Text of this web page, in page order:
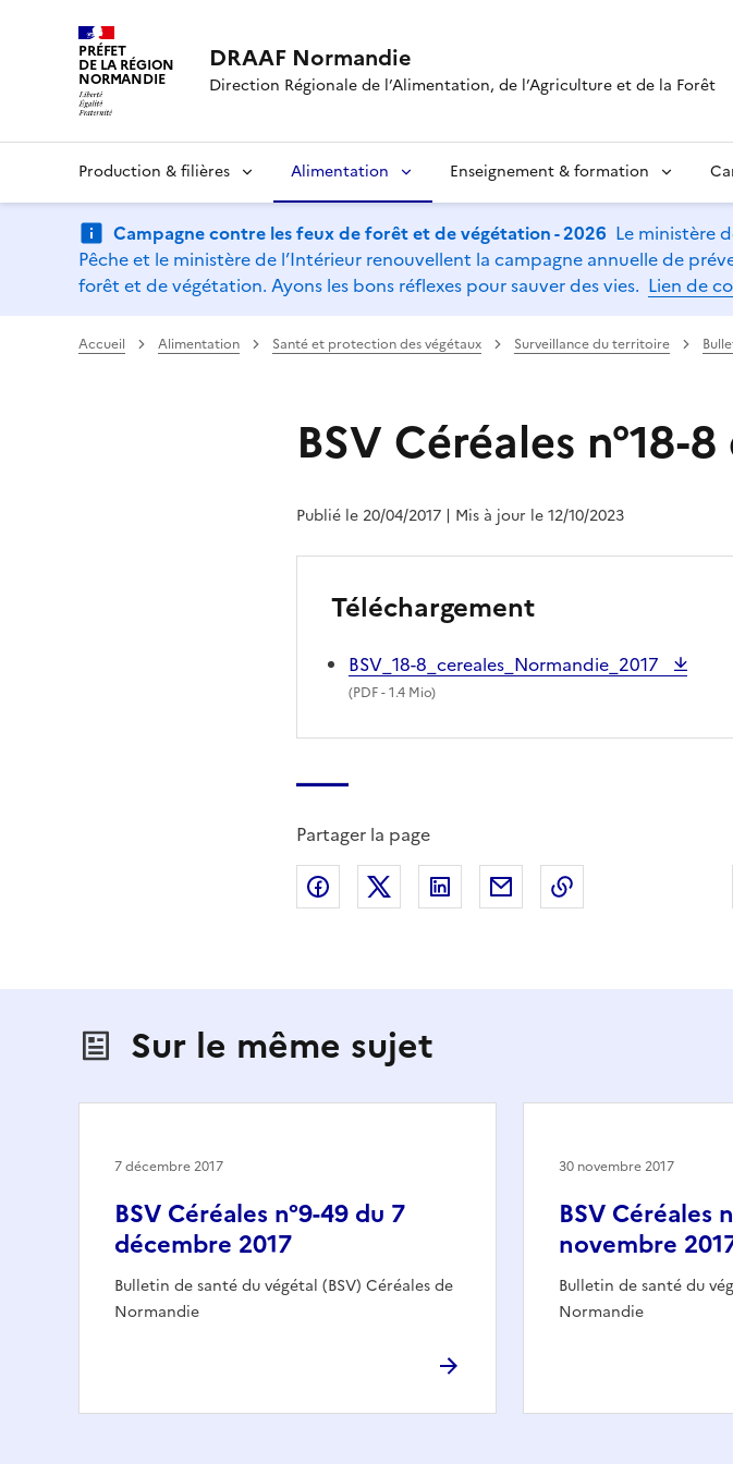
PRÉFET
DE LA RÉGION
NORMANDIE
DRAAF Normandie
Direction Régionale de l’Alimentation, de l’Agriculture et de la Forêt
Production & filières Alimentation Enseignement & formation
Campagne contre les feux de forêt et de végétation - 2026 Le ministère
Pêche et le ministère de l’Intérieur renouvellent la campagne annuelle de
forêt et de végétation. Ayons les bons réflexes pour sauver des vies. Lien de
Accueil Alimentation Santé et protection des végétaux Surveillance du territoire
BSV Céréales n°18-
Publié le 20/04/2017 | Mis à jour le 12/10/2023
Téléchargement
BSV_18-8_cereales_Normandie_2017
(PDF- 1.4 Mio)
Partager la page
Partager sur Facebook
Partager sur X (anciennement Twitter)
Partager sur LinkedIn
Partager par email
Copier dans le
Sur le même sujet
BSV Céréales n°9-49 du 7
décembre 2017
Bulletin de santé du végétal (BSV) Céréales de
Normandie
7 décembre 2017
BSV Céréales
novembre
Bulletin de santé du
Normandie
30 novembre 2017